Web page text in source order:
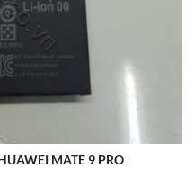
MATE 9 PRO